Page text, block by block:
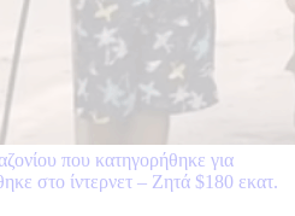
που κατηγορήθηκε για
στο ίντερνετ – Ζητά $180 εκατ.